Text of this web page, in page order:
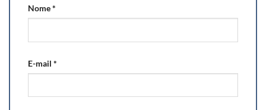
Nome*
E-mail *